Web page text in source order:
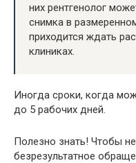
них рентгенолог
снимка в
приходится ждать
клиниках.
Иногда сроки, когда
до 5 рабочих дней.
Полезно знать! Чтобы
безрезультатное